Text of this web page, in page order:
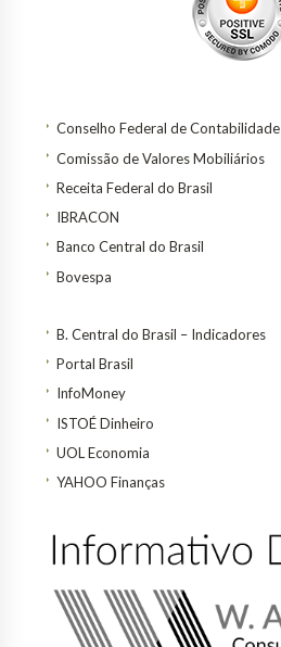
Conselho Federal de Contabilidade
Comissão de Valores Mobiliários
Receita Federal do Brasil
IBRACON
Banco Central do Brasil
Bovespa
B. Central do Brasil – Indicadores
Portal Brasil
InfoMoney
ISTOÉ Dinheiro
UOL Economia
YAHOO Finanças